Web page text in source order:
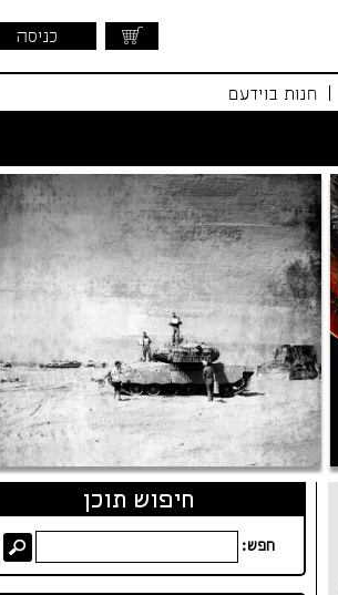
כניסה
חנות בוידעם
חיפוש תוכן
חפש: